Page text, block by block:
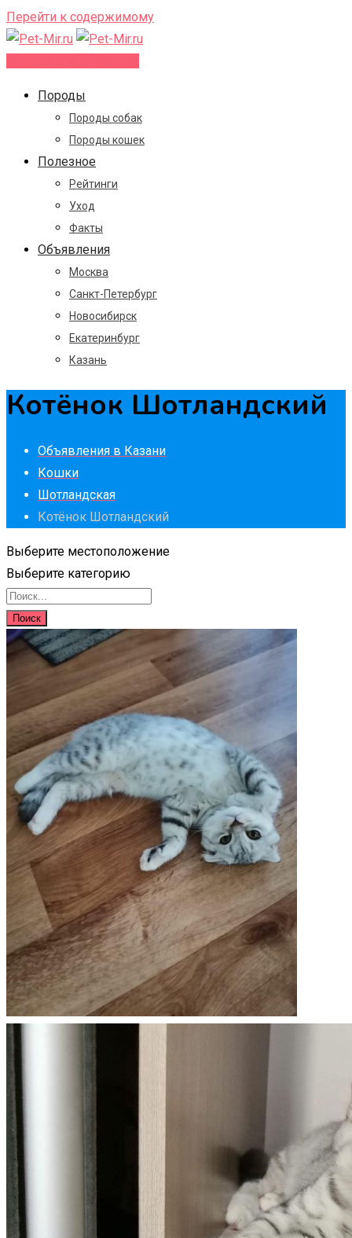
Перейти к содержимому
Породы
Породы собак
Породы кошек
Полезное
Рейтинги
Уход
Факты
Объявления
Москва
Санкт-Петербург
Новосибирск
Екатеринбург
Казань
Котёнок Шотландский
Объявления в Казани
Кошки
Шотландская
Котёнок Шотландский
Выберите местоположение
Выберите категорию
Поиск